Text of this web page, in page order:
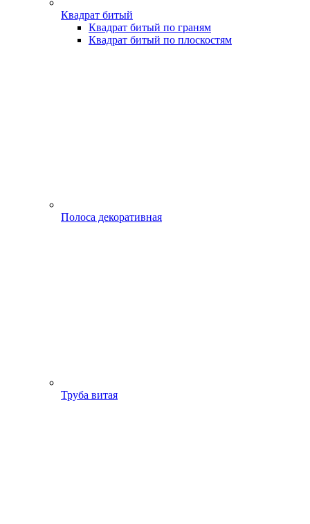
Квадрат битый
Квадрат битый по граням
Квадрат битый по плоскостям
Полоса декоративная
Труба витая